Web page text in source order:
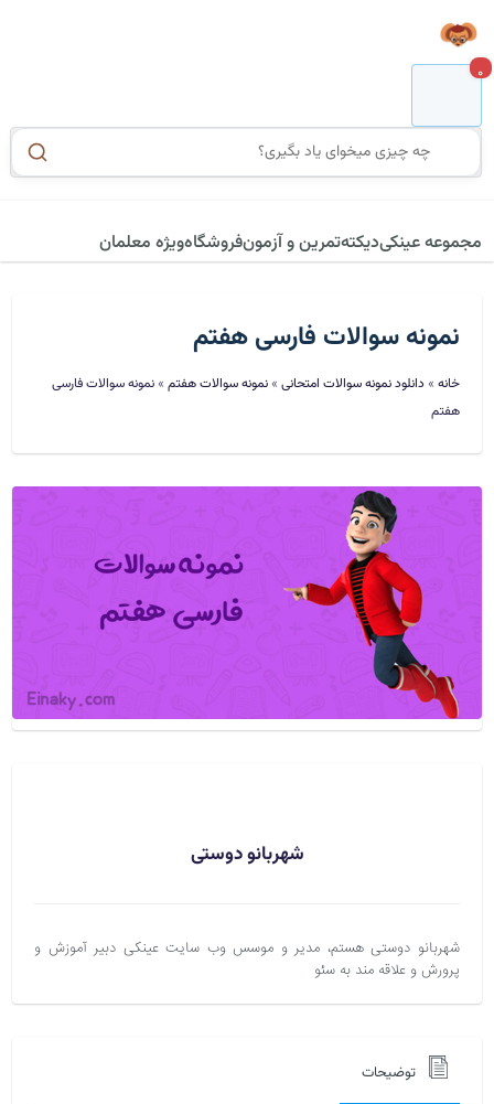
0
مجموعه عینکیدیکتهتمرین و آزمونفروشگاهویژه معلمان
نمونه سوالات فارسی هفتم
خانه » دانلود نمونه سوالات امتحانی »نمونه سوالات هفتم »نمونه سوالات فارسی
هفتم
شهربانو دوستی
شهربانو دوستی هستم، مدیر و موسس وب سایت عینکی دبیر آموزش و
پرورش و علاقه مند به سئو
توضیحات